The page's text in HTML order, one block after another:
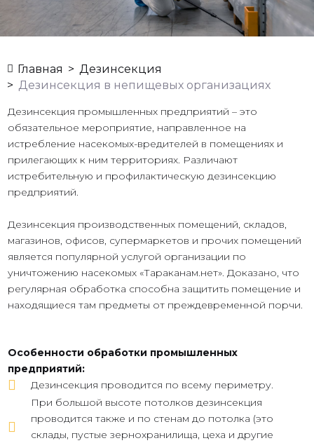
Главная > Дезинсекция
> Дезинсекция в непищевых организациях
Дезинсекция промышленных предприятий – это
обязательное мероприятие, направленное на
истребление насекомых-вредителей в помещениях и
прилегающих к ним территориях. Различают
истребительную и профилактическую дезинсекцию
предприятий.
Дезинсекция производственных помещений, складов,
магазинов, офисов, супермаркетов и прочих помещений
является популярной услугой организации по
уничтожению насекомых «Тараканам.нет». Доказано, что
регулярная обработка способна защитить помещение и
находящиеся там предметы от преждевременной порчи.
Особенности обработки промышленных
предприятий:
Дезинсекция проводится по всему периметру.
При большой высоте потолков дезинсекция
проводится также и по стенам до потолка (это
склады, пустые зернохранилища, цеха и другие